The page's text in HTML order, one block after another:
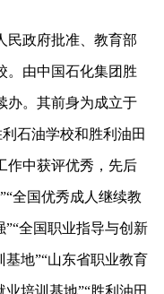
民政府批准、教育部
。由中国石化集团胜
办。其前身为成立于
石油学校和胜利油田
作中获评优秀，先后
全国优秀成人继续教
全国职业指导与创新
地”“山东省职业教育